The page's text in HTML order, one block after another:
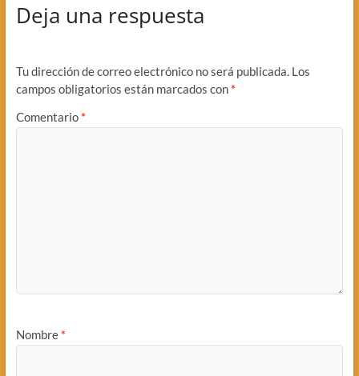
Deja una respuesta
Tu dirección de correo electrónico no será publicada. Los
campos obligatorios están marcados con *
Comentario *
Nombre *